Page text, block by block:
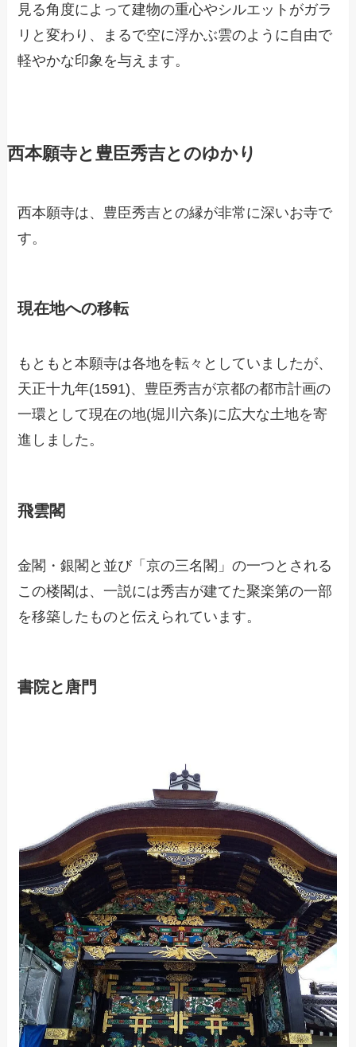
見る角度によって建物の重心やシルエットがガラ
リと変わり、まるで空に浮かぶ雲のように自由で
軽やかな印象を与えます。
西本願寺と豊臣秀吉とのゆかり
西本願寺は、豊臣秀吉との縁が非常に深いお寺で
す。
現在地への移転
もともと本願寺は各地を転々としていましたが、
天正十九年(1591)、豊臣秀吉が京都の都市計画の
一環として現在の地(堀川六条)に広大な土地を寄
進しました。
飛雲閣
金閣・銀閣と並び「京の三名閣」の一つとされる
この楼閣は、一説には秀吉が建てた聚楽第の一部
を移築したものと伝えられています。
書院と唐門